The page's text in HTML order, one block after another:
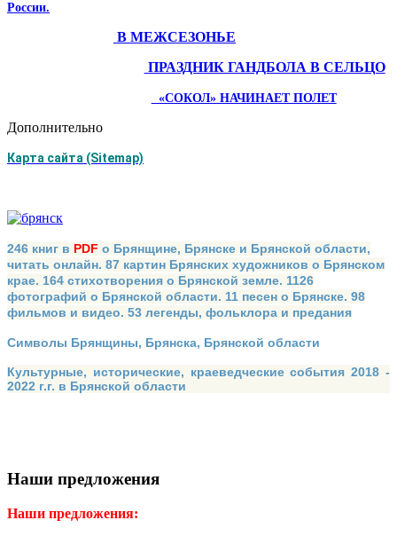
России.
В МЕЖСЕЗОНЬЕ
ПРАЗДНИК ГАНДБОЛА В СЕЛЬЦО
«СОКОЛ» НАЧИНАЕТ ПОЛЕТ
Дополнительно
Карта сайта (Sitemap)
246 книг в PDF о Брянщине, Брянске и Брянской области,
читать онлайн. 87 картин Брянских художников о Брянском
крае. 164 стихотворения о Брянской земле. 1126
фотографий о Брянской области. 11 песен о Брянске. 98
фильмов и видео. 53 легенды, фольклора и предания
Символы Брянщины, Брянска, Брянской области
Культурные, исторические, краеведческие события 2018 -
2022 г.г. в Брянской области
Наши предложения
Наши предложения: